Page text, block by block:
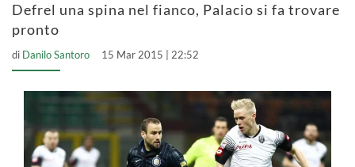
Defrel una spina nel fianco, Palacio si fa trovare
pronto
di Danilo Santoro 15 Mar 2015 | 22:52